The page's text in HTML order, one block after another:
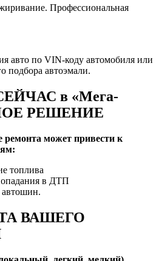
Профессиональная
авто по VIN-коду автомобиля или
подбора автоэмали.
в «Мега-
РЕШЕНИЕ
ремонта может привести к
топлива
в ДТП
автошин.
ВАШЕГО